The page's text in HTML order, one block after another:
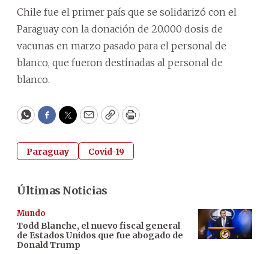
Chile fue el primer país que se solidarizó con el
Paraguay con la donación de 20.000 dosis de
vacunas en marzo pasado para el personal de
blanco, que fueron destinadas al personal de
blanco.
WhatsApp
Facebook
Twitter
EmailCopyPrint
Paraguay Covid-19
Últimas Noticias
Mundo
Todd Blanche, el nuevo fiscal general
de Estados Unidos que fue abogado de
Donald Trump